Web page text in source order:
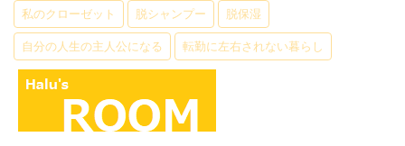
私のクローゼット 脱シャンプー 脱保湿
自分の人生の主人公になる 転勤に左右されない暮らし